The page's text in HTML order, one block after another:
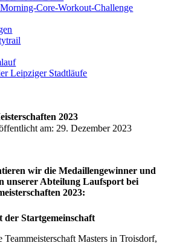
Core-Workout-Challenge
Leipziger Stadtläufe
2023
am: 29. Dezember 2023
wir die Medaillengewinner und
unserer Abteilung Laufsport bei
2023:
der Startgemeinschaft
Teammeisterschaft Masters in Troisdorf,